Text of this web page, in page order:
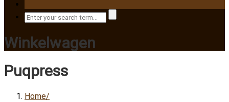
Winkelwagen
Puqpress
Home